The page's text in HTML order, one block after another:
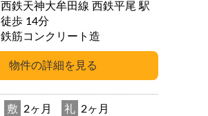
西鉄天神大牟田線 西鉄平尾 駅
徒歩 14分
鉄筋コンクリート造
敷 2ヶ月 礼 2ヶ月